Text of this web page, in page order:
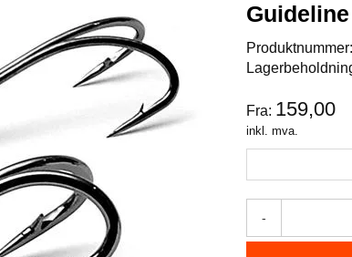
Produktnummer:
Fra: 159,00
inkl. mva.
-